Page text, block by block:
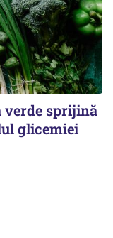
verde sprijină
glicemiei